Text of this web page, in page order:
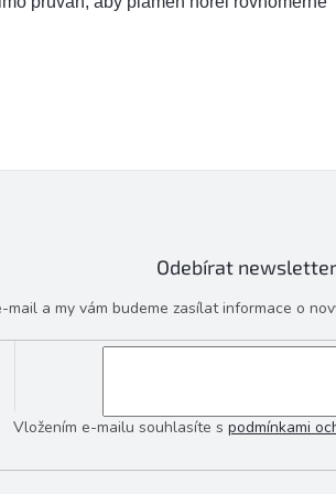
Odebírat newsletter
mail a my vám budeme zasílat informace o
Vložením e-mailu souhlasíte s podmínkami